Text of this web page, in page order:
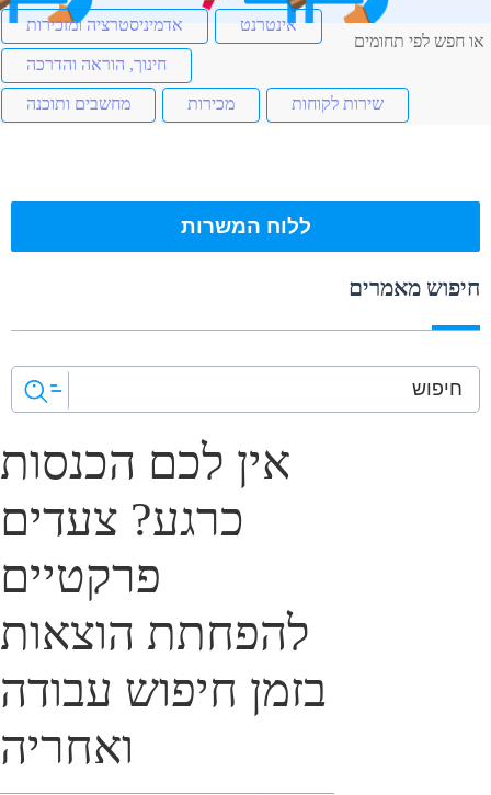
או חפש לפי תחומים
אדמיניסטרציה ומזכירות אינטרנט
חינוך, הוראה והדרכה
מחשבים ותוכנה מכירות שירות לקוחות
ללוח המשרות
חיפוש מאמרים
אין לכם הכנסות
כרגע? צעדים
פרקטיים
להפחתת הוצאות
בזמן חיפוש עבודה
ואחריה